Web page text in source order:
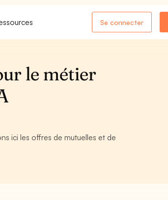
Se connecter
le métier
ici les offres de mutuelles et de